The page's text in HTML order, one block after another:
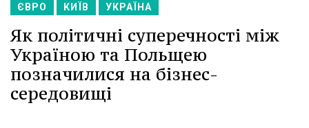
ЄВРО КИЇВ УКРАЇНА
Як політичні суперечності між
Україною та Польщею
позначилися на бізнес-
середовищі